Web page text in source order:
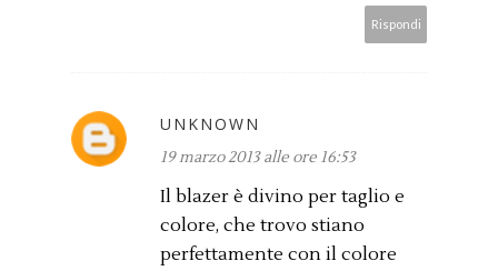
Rispondi
UNKNOWN
19 marzo 2013 alle ore 16:53
Il blazer è divino per taglio e
colore, che trovo stiano
perfettamente con il colore